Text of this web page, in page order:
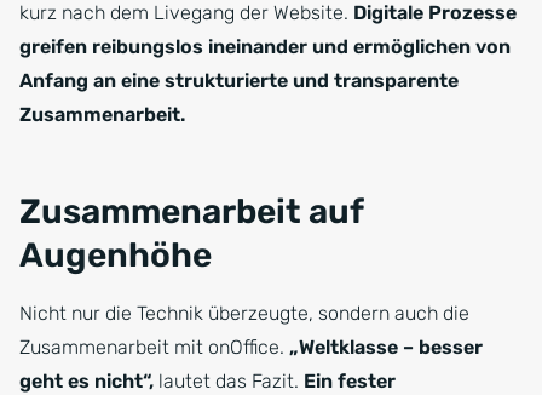
kurz nach dem Livegang der Website. Digitale Prozesse
greifen reibungslos ineinander und ermöglichen von
Anfang an eine strukturierte und transparente
Zusammenarbeit.
Zusammenarbeit auf
Augenhöhe
Nicht nur die Technik überzeugte, sondern auch die
Zusammenarbeit mit onOffice. „Weltklasse – besser
geht es nicht“, lautet das Fazit. Ein fester